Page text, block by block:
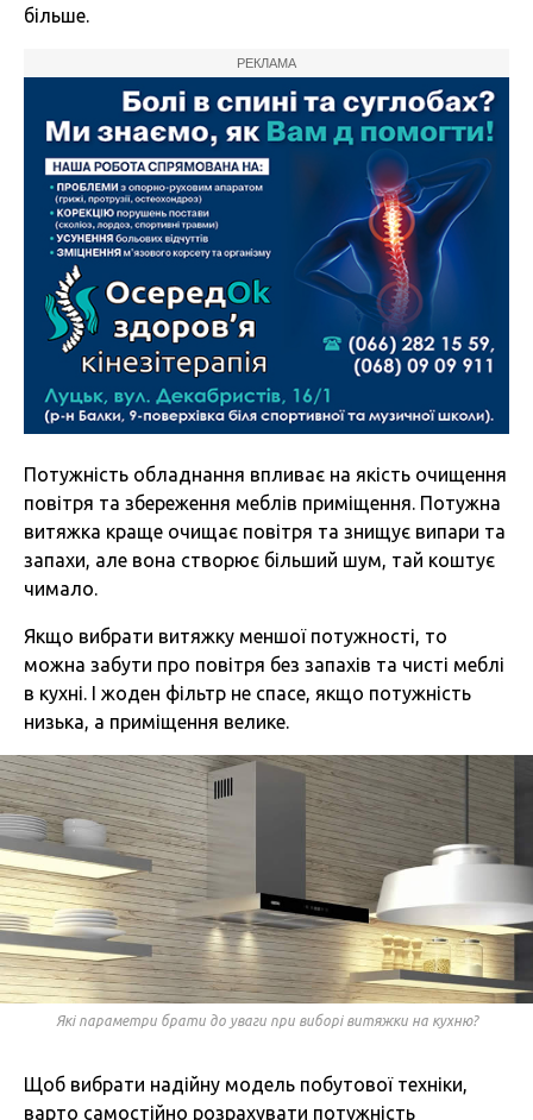
більше.
РЕКЛАМА
Потужність обладнання впливає на якість очищення
повітря та збереження меблів приміщення. Потужна
витяжка краще очищає повітря та знищує випари та
запахи, але вона створює більший шум, тай коштує
чимало.
Якщо вибрати витяжку меншої потужності, то
можна забути про повітря без запахів та чисті меблі
в кухні. І жоден фільтр не спасе, якщо потужність
низька, а приміщення велике.
Які параметри брати до уваги при виборі витяжки на кухню?
Щоб вибрати надійну модель побутової техніки,
варто самостійно розрахувати потужність